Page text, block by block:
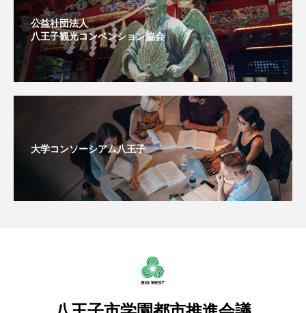
公益社団法人
八王子観光コンベンション協会
大学コンソーシアム八王子